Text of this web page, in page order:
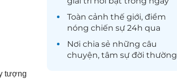
tượng
Toàn cảnh thế giới, điểm
nóng chiến sự 24h qua
Nơi chia sẻ những câu
chuyện, tâm sự đời thường